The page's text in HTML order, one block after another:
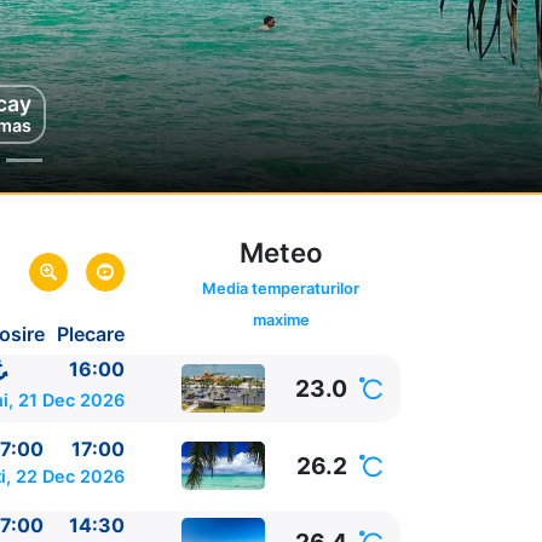
SUA
SUA
Plecare
Meteo
Media temperaturilor
maxime
16:00
21 Dec 2026 23.0
17:00
22 Dec 2026 26.2
14:30